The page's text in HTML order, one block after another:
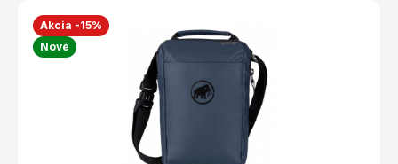
Akcia -15%
Nové